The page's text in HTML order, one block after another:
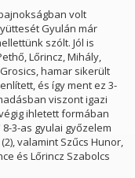
volt
Gyulán már
szólt. Jól is
Lőrincz, Mihály,
hamar sikerült
és így ment ez 3-
viszont igazi
ihletett formában
3-as gyulai győzelem
valamint Szűcs Hunor,
és Lőrincz Szabolcs